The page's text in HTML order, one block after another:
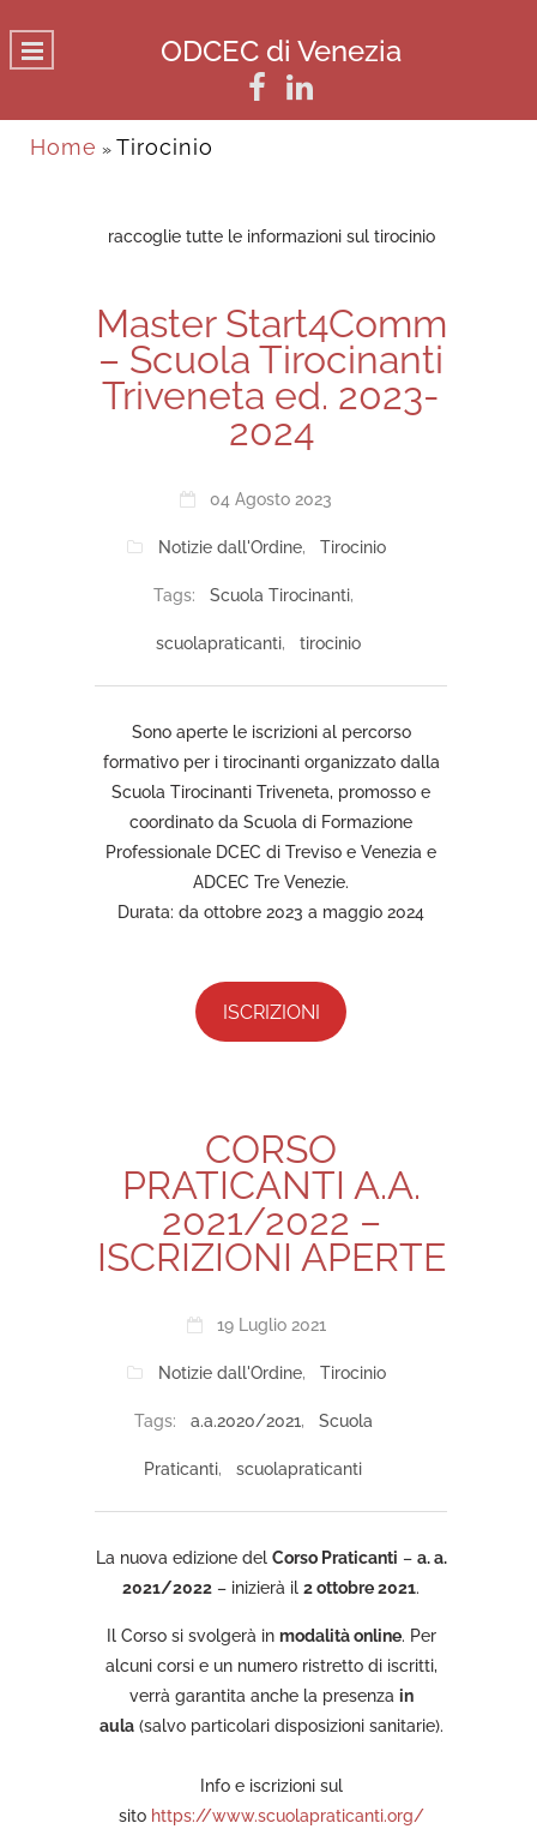
ODCEC di Venezia
Home » Tirocinio
raccoglie tutte le informazioni sul tirocinio
Master Start4Comm
– Scuola Tirocinanti
Triveneta ed. 2023-
2024
04 Agosto 2023
Notizie dall'Ordine, Tirocinio
Tags: Scuola Tirocinanti,
scuolapraticanti, tirocinio
Sono aperte le iscrizioni al percorso
formativo per i tirocinanti organizzato dalla
Scuola Tirocinanti Triveneta, promosso e
coordinato da Scuola di Formazione
Professionale DCEC di Treviso e Venezia e
ADCEC Tre Venezie.
Durata: da ottobre 2023 a maggio 2024
ISCRIZIONI
CORSO
PRATICANTI A.A.
2021/2022 –
ISCRIZIONI APERTE
19 Luglio 2021
Notizie dall'Ordine, Tirocinio
Tags: a.a.2020/2021, Scuola
Praticanti, scuolapraticanti
La nuova edizione del Corso Praticanti – a. a.
2021/2022 – inizierà il 2 ottobre 2021.
Il Corso si svolgerà in modalità online. Per
alcuni corsi e un numero ristretto di iscritti,
verrà garantita anche la presenza in
aula(salvo particolari disposizioni sanitarie).
Info e iscrizioni sul
sito https://www.scuolapraticanti.org/